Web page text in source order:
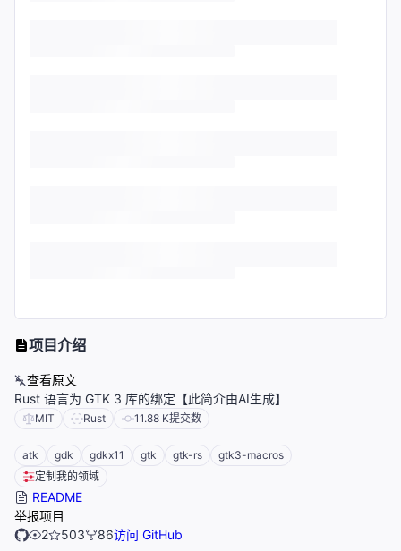
项目介绍
查看原文
Rust 语言为 GTK 3 库的绑定【此简介由AI生成】
MIT Rust 11.88 K提交数
atk gdk gdkx11 gtk gtk-rs
gtk3-macros
定制我的领域
README
举报项目
2
503 86访问 GitHub